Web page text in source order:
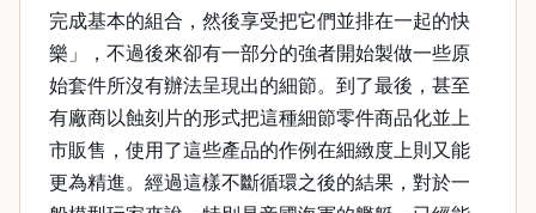
完成基本的組合，然後享受把它們並排在一起的快
樂」，不過後來卻有一部分的強者開始製做一些原
始套件所沒有辦法呈現出的細節。到了最後，甚至
有廠商以蝕刻片的形式把這種細節零件商品化並上
市販售，使用了這些產品的作例在細緻度上則又能
更為精進。經過這樣不斷循環之後的結果，對於一